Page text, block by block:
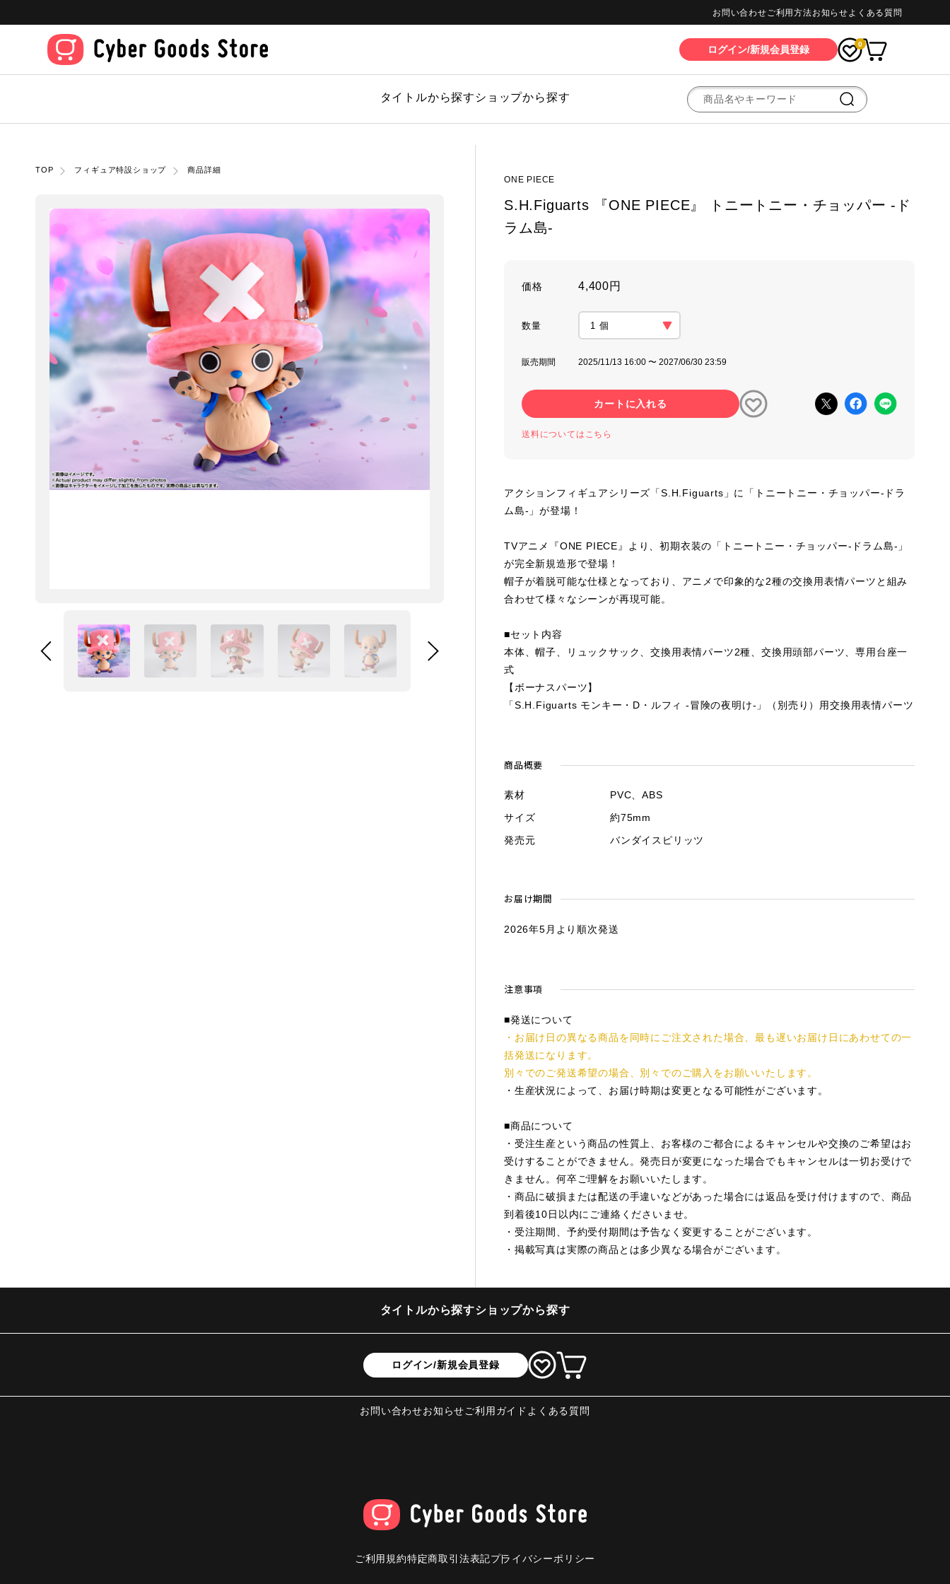
お問い合わせ ご利用方法お知らせ よくある質問
ログイン/新規会員登録 0
タイトルから探す ショップから探す
TOP フィギュア特設ショップ 商品詳細
ONE PIECE
S.H.Figuarts 『ONE PIECE』 トニートニー・チョッパー -ド
ラム島-
価格 4,400円
数量
販売期間 2025/11/13 16:00 〜 2027/06/30 23:59
カートに入れる
送料についてはこちら
アクションフィギュアシリーズ「S.H.Figuarts」に「トニートニー・チョッパー-ドラ
ム島-」が登場！
TVアニメ『ONE PIECE』より、初期衣装の「トニートニー・チョッパー-ドラム島-」
が完全新規造形で登場！
帽子が着脱可能な仕様となっており、アニメで印象的な2種の交換用表情パーツと組み
合わせて様々なシーンが再現可能。
■セット内容
本体、帽子、リュックサック、交換用表情パーツ2種、交換用頭部パーツ、専用台座一
式
【ボーナスパーツ】
「S.H.Figuarts モンキー・D・ルフィ -冒険の夜明け-」（別売り）用交換用表情パーツ
商品概要
素材
PVC、ABS
サイズ
約75mm
発売元
バンダイスピリッツ
お届け期間
2026年5月より順次発送
注意事項
■発送について
・お届け日の異なる商品を同時にご注文された場合、最も遅いお届け日にあわせての一
括発送になります。
別々でのご発送希望の場合、別々でのご購入をお願いいたします。
・生産状況によって、お届け時期は変更となる可能性がございます。
■商品について
・受注生産という商品の性質上、お客様のご都合によるキャンセルや交換のご希望はお
受けすることができません。発売日が変更になった場合でもキャンセルは一切お受けで
きません。何卒ご理解をお願いいたします。
・商品に破損または配送の手違いなどがあった場合には返品を受け付けますので、商品
到着後10日以内にご連絡くださいませ。
・受注期間、予約受付期間は予告なく変更することがございます。
・掲載写真は実際の商品とは多少異なる場合がございます。
タイトルから探すショップから探す
ログイン/新規会員登録
お問い合わせお知らせご利用ガイド よくある質問
ご利用規約特定商取引法表記プライバシーポリシー